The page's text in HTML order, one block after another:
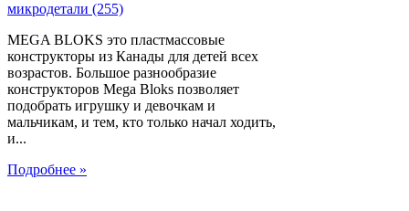
MEGA BLOKS это пластмассовые
конструкторы из Канады для детей всех
возрастов. Большое разнообразие
конструкторов Mega Bloks позволяет
подобрать игрушку и девочкам и
мальчикам, и тем, кто только начал ходить,
и...
Подробнее »